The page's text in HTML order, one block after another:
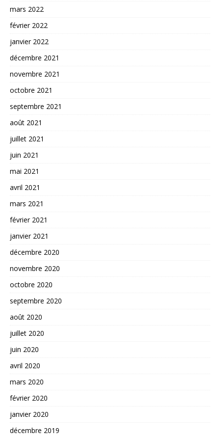
mars 2022
février 2022
janvier 2022
décembre 2021
novembre 2021
octobre 2021
septembre 2021
août 2021
juillet 2021
juin 2021
mai 2021
avril 2021
mars 2021
février 2021
janvier 2021
décembre 2020
novembre 2020
octobre 2020
septembre 2020
août 2020
juillet 2020
juin 2020
avril 2020
mars 2020
février 2020
janvier 2020
décembre 2019